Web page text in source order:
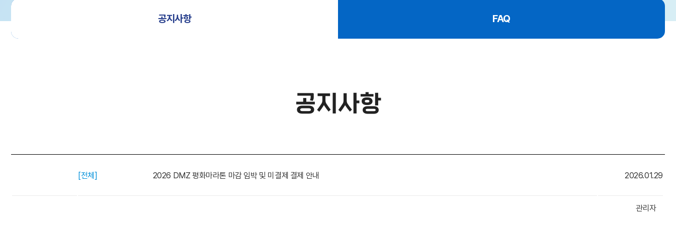
공지사항 FAQ
공지사항
[전체] 2026 DMZ 평화마라톤 마감 임박 및 미결제 결제 안내 2026.01.29
관리자